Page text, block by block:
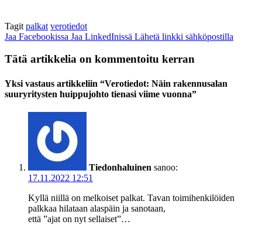
Tagit palkat verotiedot
Jaa Facebookissa Jaa LinkedInissä Lähetä linkki sähköpostilla
Tätä artikkelia on kommentoitu kerran
Yksi vastaus artikkeliin “Verotiedot: Näin rakennusalan
suuryritysten huippujohto tienasi viime vuonna”
Tiedonhaluinen sanoo:
17.11.2022 12:51
Kyllä niillä on melkoiset palkat. Tavan toimihenkilöiden
palkkaa hilataan alaspäin ja sanotaan,
että ”ajat on nyt sellaiset”…